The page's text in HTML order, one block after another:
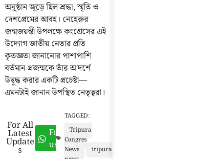
অনুষ্ঠান জুড়ে ছিল শ্রদ্ধা, স্মৃতি ও
দেশপ্রেমের আবহ। নেহেরুর
জন্মজয়ন্তী উপলক্ষে কংগ্রেসের এই
উদ্যোগ জাতীয় নেতার প্রতি
কৃতজ্ঞতা জানানোর পাশাপাশি
বর্তমান প্রজন্মকে তাঁর আদর্শে
উদ্বুদ্ধ করার একটি প্রচেষ্টা—
এমনটাই জানান উপস্থিত নেতৃত্বরা।
For All
Latest
Update
s
Follow
us
TAGGED:
Tripura
Congres
News
tripura